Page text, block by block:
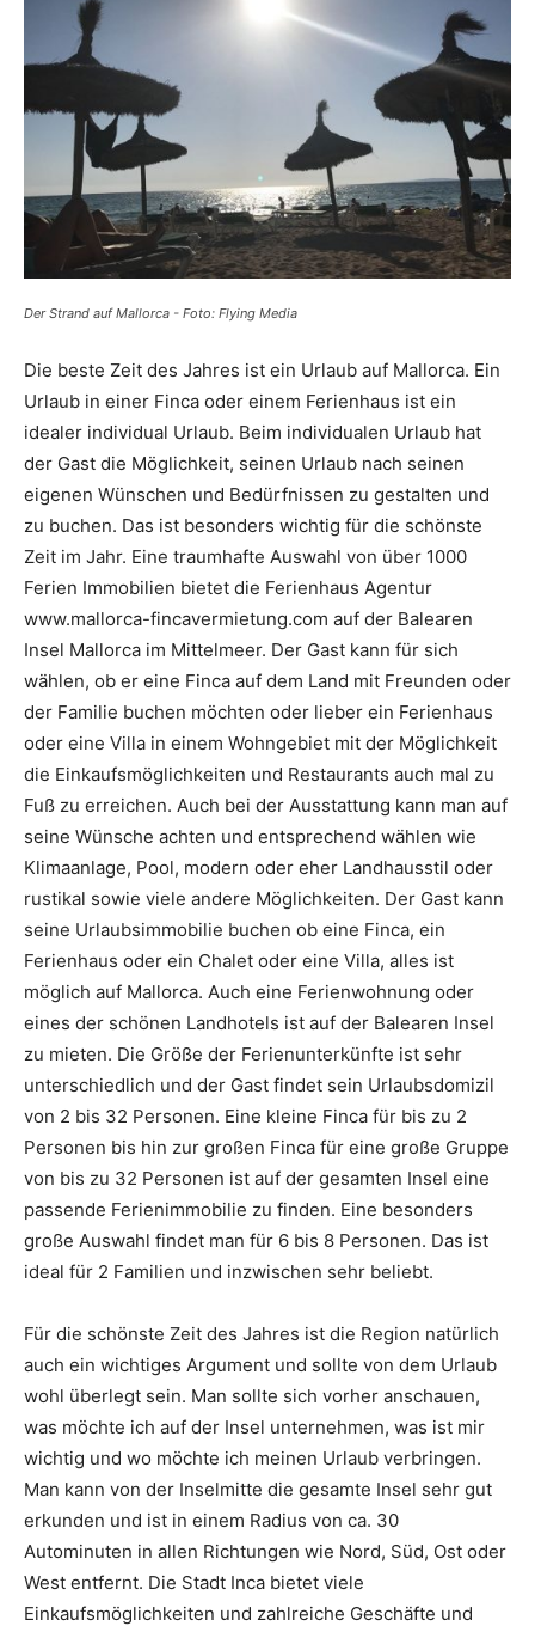
Reiseempfehlungen.
Der Strand auf Mallorca - Foto: Flying Media
Die beste Zeit des Jahres ist ein Urlaub auf Mallorca. Ein
Urlaub in einer Finca oder einem Ferienhaus ist ein
idealer individual Urlaub. Beim individualen Urlaub hat
der Gast die Möglichkeit, seinen Urlaub nach seinen
eigenen Wünschen und Bedürfnissen zu gestalten und
zu buchen. Das ist besonders wichtig für die schönste
Zeit im Jahr. Eine traumhafte Auswahl von über 1000
Ferien Immobilien bietet die Ferienhaus Agentur
www.mallorca-fincavermietung.com auf der Balearen
Insel Mallorca im Mittelmeer. Der Gast kann für sich
wählen, ob er eine Finca auf dem Land mit Freunden oder
der Familie buchen möchten oder lieber ein Ferienhaus
oder eine Villa in einem Wohngebiet mit der Möglichkeit
die Einkaufsmöglichkeiten und Restaurants auch mal zu
Fuß zu erreichen. Auch bei der Ausstattung kann man auf
seine Wünsche achten und entsprechend wählen wie
Klimaanlage, Pool, modern oder eher Landhausstil oder
rustikal sowie viele andere Möglichkeiten. Der Gast kann
seine Urlaubsimmobilie buchen ob eine Finca, ein
Ferienhaus oder ein Chalet oder eine Villa, alles ist
möglich auf Mallorca. Auch eine Ferienwohnung oder
eines der schönen Landhotels ist auf der Balearen Insel
zu mieten. Die Größe der Ferienunterkünfte ist sehr
unterschiedlich und der Gast findet sein Urlaubsdomizil
von 2 bis 32 Personen. Eine kleine Finca für bis zu 2
Personen bis hin zur großen Finca für eine große Gruppe
von bis zu 32 Personen ist auf der gesamten Insel eine
passende Ferienimmobilie zu finden. Eine besonders
große Auswahl findet man für 6 bis 8 Personen. Das ist
ideal für 2 Familien und inzwischen sehr beliebt.
Für die schönste Zeit des Jahres ist die Region natürlich
auch ein wichtiges Argument und sollte von dem Urlaub
wohl überlegt sein. Man sollte sich vorher anschauen,
was möchte ich auf der Insel unternehmen, was ist mir
wichtig und wo möchte ich meinen Urlaub verbringen.
Man kann von der Inselmitte die gesamte Insel sehr gut
erkunden und ist in einem Radius von ca. 30
Autominuten in allen Richtungen wie Nord, Süd, Ost oder
West entfernt. Die Stadt Inca bietet viele
Einkaufsmöglichkeiten und zahlreiche Geschäfte und